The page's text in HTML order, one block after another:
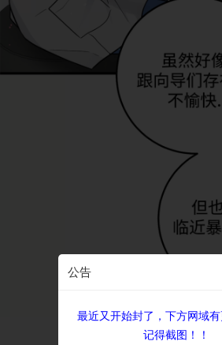
公告
最近又开始封了，下方网域
记得截图！！